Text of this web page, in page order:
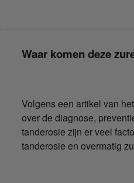
Waar komen deze
Volgens een artikel van het
over de diagnose,
tanderosie zijn er veel
tanderosie en overmatig